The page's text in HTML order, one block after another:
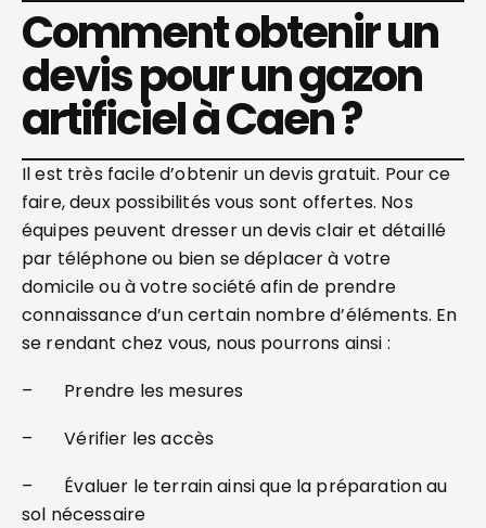
Comment obtenir un
devis pour un gazon
artificiel à Caen ?
Il est très facile d’obtenir un devis gratuit. Pour ce
faire, deux possibilités vous sont offertes. Nos
équipes peuvent dresser un devis clair et détaillé
par téléphone ou bien se déplacer à votre
domicile ou à votre société afin de prendre
connaissance d’un certain nombre d’éléments. En
se rendant chez vous, nous pourrons ainsi :
– Prendre les mesures
– Vérifier les accès
– Évaluer le terrain ainsi que la préparation au
sol nécessaire